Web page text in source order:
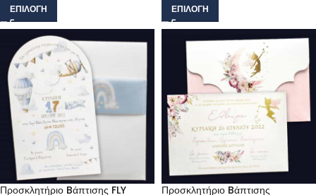
ΕΠΙΛΟΓΉ ΕΠΙΛΟΓΉ
Προσκλητήριο Bάπτισης FLY
Προσκλητήριο Bάπτισης